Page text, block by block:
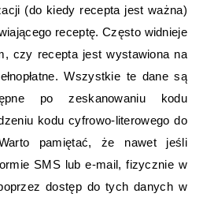
(do kiedy recepta jest ważna)
receptę. Często widnieje
czy recepta jest wystawiona na
Wszystkie te dane są
po zeskanowaniu kodu
kodu cyfrowo-literowego do
pamiętać, że nawet jeśli
SMS lub e-mail, fizycznie w
dostęp do tych danych w